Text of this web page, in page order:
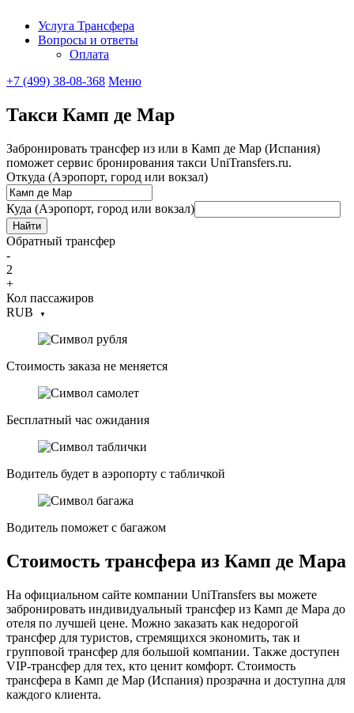
Услуга Трансфера
Вопросы и ответы
Оплата
+7 (499) 38-08-368 Меню
Такси Камп де Мар
Забронировать трансфер из или в Камп де Мар (Испания)
поможет сервис бронирования такси UniTransfers.ru.
Откуда (Аэропорт, город или вокзал)
Куда (Аэропорт, город или вокзал)
Найти
Обратный трансфер
-
2
+
Кол пассажиров
RUB
▼
Стоимость заказа не меняется
Бесплатный час ожидания
Водитель будет в аэропорту с табличкой
Водитель поможет с багажом
Стоимость трансфера из Камп де Мара
На официальном сайте компании UniTransfers вы можете
забронировать индивидуальный трансфер из Камп де Мара до
отеля по лучшей цене. Можно заказать как недорогой
трансфер для туристов, стремящихся экономить, так и
групповой трансфер для большой компании. Также доступен
VIP-трансфер для тех, кто ценит комфорт. Стоимость
трансфера в Камп де Мар (Испания) прозрачна и доступна для
каждого клиента.